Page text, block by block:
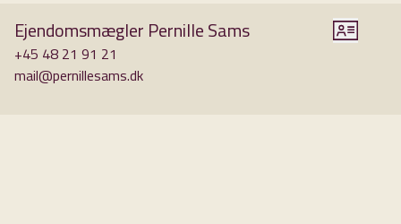
og er særdeles vellykket - og en stor skøn gaspejs får det
hele til at hænge sammen og skruer ekstra op for hyggen på
visse årstider. Her er flere udgange til de hyggelige terrasser,
græsplænen og udeområdet. To pæne badeværelser, fire
Ejendomsmægler Pernille Sams
+45 48 21 91 21
mail@pernillesams.dk